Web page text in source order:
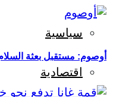
سياسية
اقتصادية
أوصوم: مستقبل بعثة